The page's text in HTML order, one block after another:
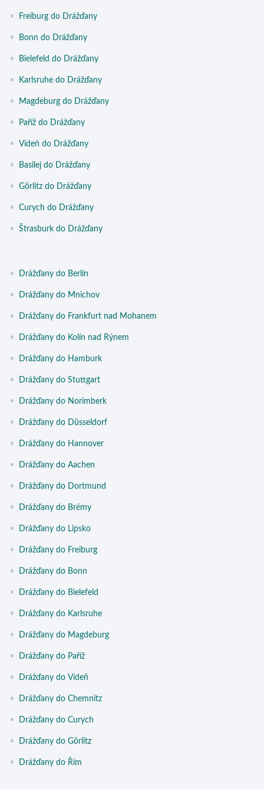
• Freiburg do Drážďany
• Bonn do Drážďany
• Bielefeld do Drážďany
• Karlsruhe do Drážďany
• Magdeburg do Drážďany
• Paříž do Drážďany
• Vídeň do Drážďany
• Basilej do Drážďany
• Görlitz do Drážďany
• Curych do Drážďany
• Štrasburk do Drážďany
• Drážďany do Berlín
• Drážďany do Mnichov
• Drážďany do Frankfurt nad Mohanem
• Drážďany do Kolín nad Rýnem
• Drážďany do Hamburk
• Drážďany do Stuttgart
• Drážďany do Norimberk
• Drážďany do Düsseldorf
• Drážďany do Hannover
• Drážďany do Aachen
• Drážďany do Dortmund
• Drážďany do Brémy
• Drážďany do Lipsko
• Drážďany do Freiburg
• Drážďany do Bonn
• Drážďany do Bielefeld
• Drážďany do Karlsruhe
• Drážďany do Magdeburg
• Drážďany do Paříž
• Drážďany do Vídeň
• Drážďany do Chemnitz
• Drážďany do Curych
• Drážďany do Görlitz
• Drážďany do Řím